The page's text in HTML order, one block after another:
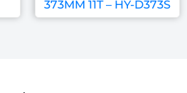
373MM 11T – HY-D373S